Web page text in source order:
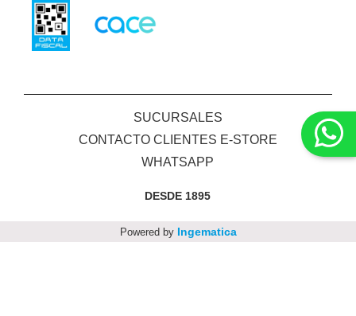
SUCURSALES
CONTACTO CLIENTES E-STORE
WHATSAPP
DESDE 1895
Powered by Ingematica